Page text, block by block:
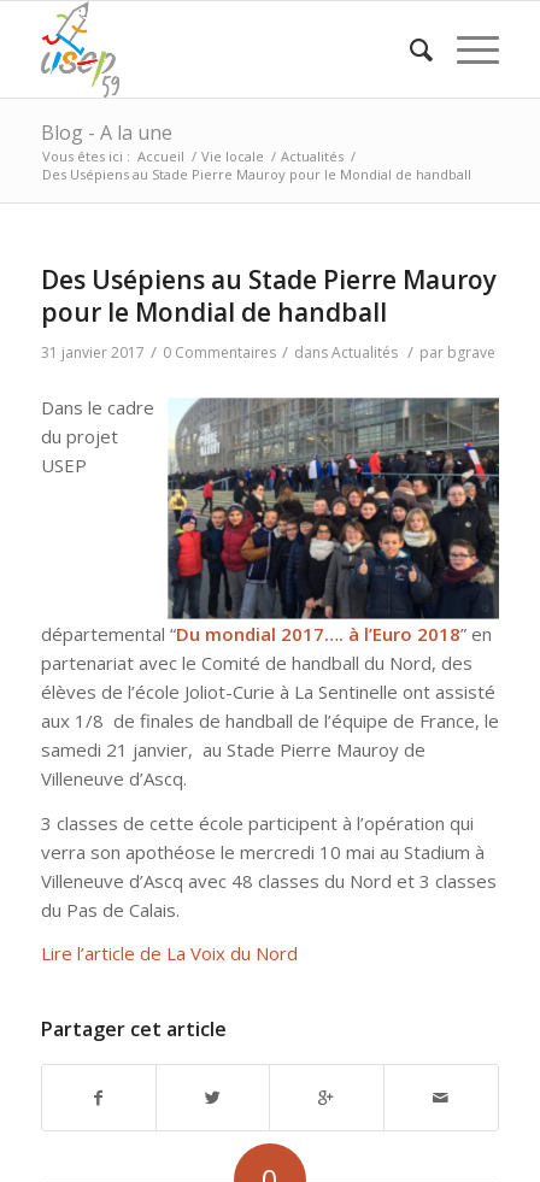
Blog - A la une
Vous êtes ici : Accueil / Vie locale / Actualités /
Des Usépiens au Stade Pierre Mauroy pour le Mondial de handball
Des Usépiens au Stade Pierre Mauroy
pour le Mondial de handball
31 janvier 2017 / 0 Commentaires / dansActualités / par bgrave
Dans le cadre
du projet
USEP
départemental “Du mondial 2017…. à l’Euro 2018” en
partenariat avec le Comité de handball du Nord, des
élèves de l’école Joliot-Curie à La Sentinelle ont assisté
aux 1/8 de finales de handball de l’équipe de France, le
samedi 21 janvier, au Stade Pierre Mauroy de
Villeneuve d’Ascq.
3 classes de cette école participent à l’opération qui
verra son apothéose le mercredi 10 mai au Stadium à
Villeneuve d’Ascq avec 48 classes du Nord et 3 classes
du Pas de Calais.
Lire l’article de La Voix du Nord
Partager cet article